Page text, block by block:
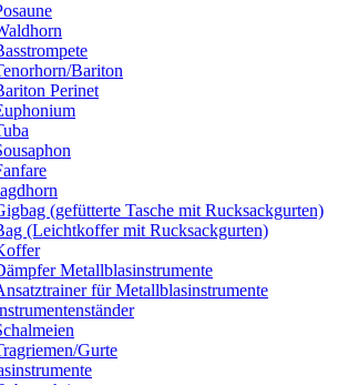
Bariton
Perinet
(gefütterte Tasche mit Rucksackgurten)
(Leichtkoffer mit Rucksackgurten)
Metallblasinstrumente
für Metallblasinstrumente
Gurte